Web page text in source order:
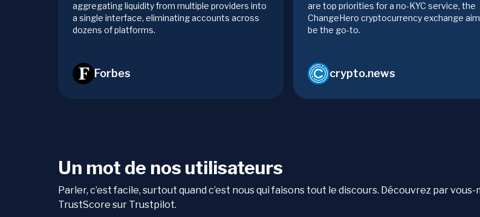
aggregating liquidity from multiple providers into
a single interface, eliminating accounts across
dozens of platforms.
Forbes
are top priorities for a no-KYC service, the
ChangeHero cryptocurrency exchange
be the go-to.
crypto.news
Un mot de nos utilisateurs
Parler, c’est facile, surtout quand c’est nous qui faisons tout le discours. Découvrez par
TrustScore sur Trustpilot.